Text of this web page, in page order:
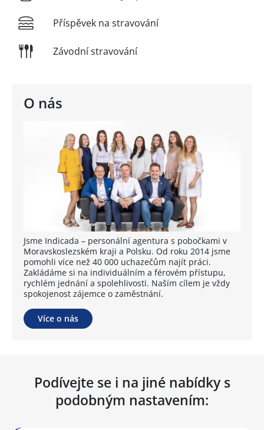
O nás
Jsme Indicada – personální agentura s pobočkami v
Moravskoslezském kraji a Polsku. Od roku 2014 jsme
pomohli více než 40 000 uchazečům najít práci.
Zakládáme si na individuálním a férovém přístupu,
rychlém jednání a spolehlivosti. Naším cílem je vždy
spokojenost zájemce o zaměstnání.
Více o nás
Příspěvek na stravování
Závodní stravování
Podívejte se i na jiné nabídky s
podobným nastavením: